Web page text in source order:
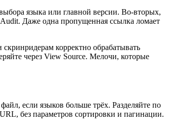
языка или главной версии. Во-вторых,
Audit. Даже одна пропущенная ссылка ломает
корректно обрабатывать
через View Source. Мелочи, которые
если языков больше трёх. Разделяйте по
без параметров сортировки и пагинации.